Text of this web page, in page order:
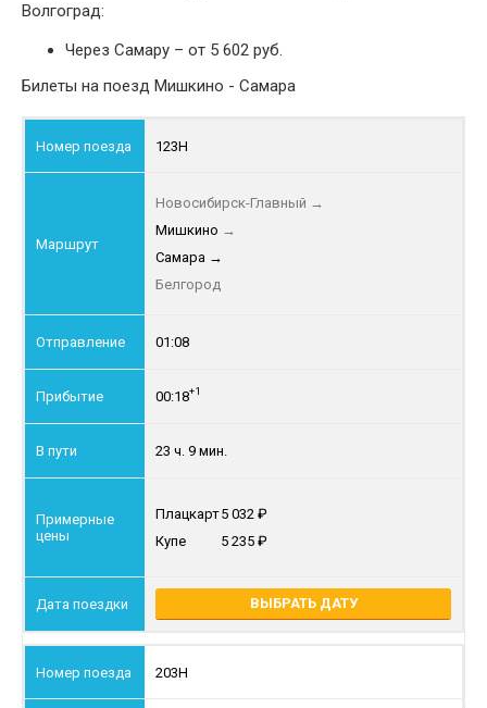
Волгоград:
Через Самару – от 5 602 руб.
Билеты на поезд Мишкино - Самара
123Н
Новосибирск-Главный →
Мишкино →
Самара →
Белгород
01:08
00:18+1
23 ч. 9 мин.
Плацкарт5 032
Купе
5 235
ВЫБРАТЬ ДАТУ
203Н